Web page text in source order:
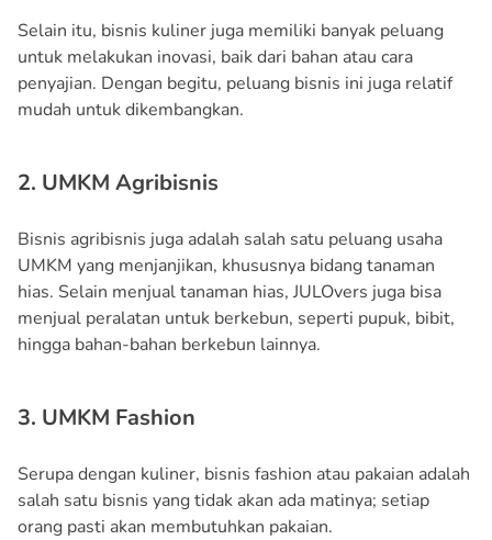
Selain itu, bisnis kuliner juga memiliki banyak peluang
untuk melakukan inovasi, baik dari bahan atau cara
penyajian. Dengan begitu, peluang bisnis ini juga relatif
mudah untuk dikembangkan.
2. UMKM Agribisnis
Bisnis agribisnis juga adalah salah satu peluang usaha
UMKM yang menjanjikan, khususnya bidang tanaman
hias. Selain menjual tanaman hias, JULOvers juga bisa
menjual peralatan untuk berkebun, seperti pupuk, bibit,
hingga bahan-bahan berkebun lainnya.
3. UMKM Fashion
Serupa dengan kuliner, bisnis fashion atau pakaian adalah
salah satu bisnis yang tidak akan ada matinya; setiap
orang pasti akan membutuhkan pakaian.